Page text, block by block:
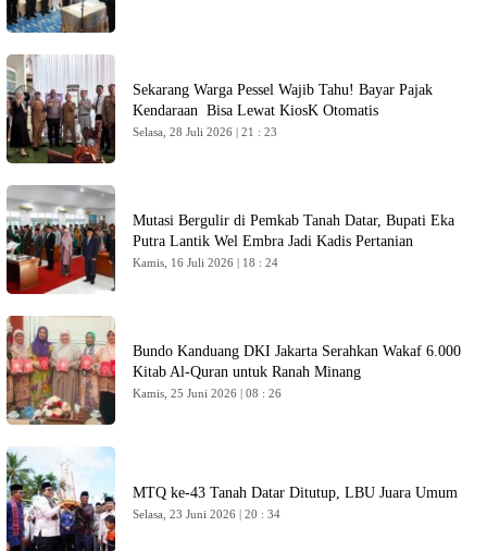
Sekarang Warga Pessel Wajib Tahu! Bayar Pajak
Kendaraan Bisa Lewat KiosK Otomatis
Selasa, 28 Juli 2026 | 21 : 23
Mutasi Bergulir di Pemkab Tanah Datar, Bupati Eka
Putra Lantik Wel Embra Jadi Kadis Pertanian
Kamis, 16 Juli 2026 | 18 : 24
Bundo Kanduang DKI Jakarta Serahkan Wakaf 6.000
Kitab Al-Quran untuk Ranah Minang
Kamis, 25 Juni 2026 | 08 : 26
MTQ ke-43 Tanah Datar Ditutup, LBU Juara Umum
Selasa, 23 Juni 2026 | 20 : 34